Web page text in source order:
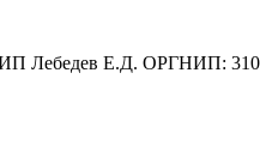
Лебедев Е.Д. ОРГНИП: